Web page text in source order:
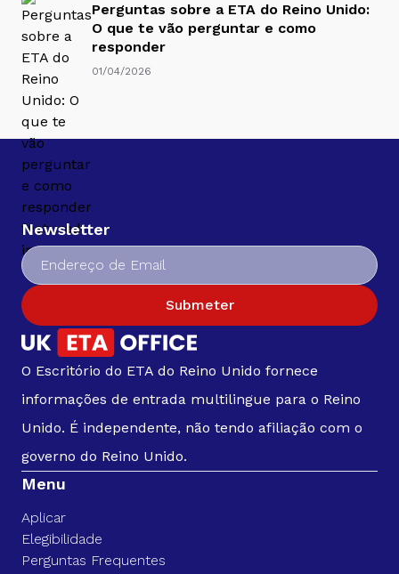
Perguntas sobre a ETA do Reino Unido:
O que te vão perguntar e como
responder
01/04/2026
Newsletter
Submeter
O Escritório do ETA do Reino Unido fornece
informações de entrada multilingue para o Reino
Unido. É independente, não tendo afiliação com o
governo do Reino Unido.
Menu
Aplicar
Elegibilidade
Perguntas Frequentes